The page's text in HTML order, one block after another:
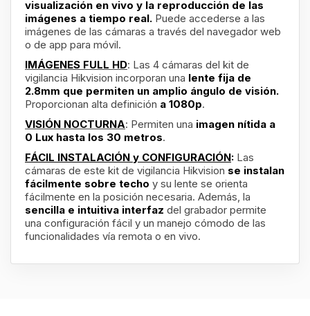
visualización en vivo y la reproducción de las
imágenes a tiempo real. Puede accederse a las
imágenes de las cámaras a través del navegador web
o de app para móvil.
IMÁGENES FULL HD: Las 4 cámaras del kit de
vigilancia Hikvision incorporan una lente fija de
2.8mm que permiten un amplio ángulo de visión.
Proporcionan alta definición a 1080p.
VISIÓN NOCTURNA: Permiten una imagen nítida a
0 Lux hasta los 30 metros.
FÁCIL INSTALACIÓN y CONFIGURACIÓN: Las
cámaras de este kit de vigilancia Hikvision se instalan
fácilmente sobre techo y su lente se orienta
fácilmente en la posición necesaria. Además, la
sencilla e intuitiva interfaz del grabador permite
una configuración fácil y un manejo cómodo de las
funcionalidades vía remota o en vivo.